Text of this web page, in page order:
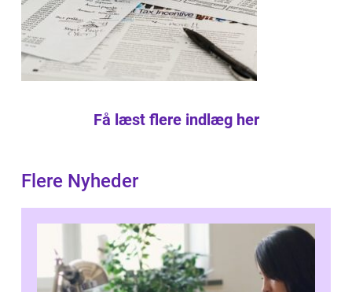
Få læst flere indlæg her
Flere Nyheder